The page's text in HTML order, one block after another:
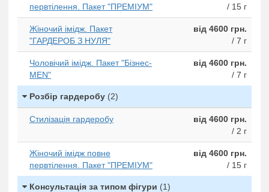
первтілення. Пакет "ПРЕМІУМ"
/ 15 г
Жіночий імідж. Пакет
"ГАРДЕРОБ З НУЛЯ"
від 4600 грн.
/ 7 г
Чоловічий імідж. Пакет "Бізнес-
MEN"
від 4600 грн.
/ 7 г
Розбір гардеробу (2)
Стилізація гардеробу
від 4600 грн.
/ 2 г
Жіночий імідж повне
первтілення. Пакет "ПРЕМІУМ"
від 4600 грн.
/ 15 г
Консультація за типом фігури (1)